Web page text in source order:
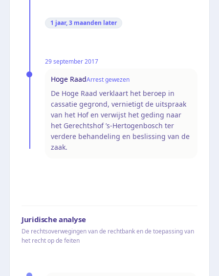
1 jaar, 3 maanden later
29 september 2017
Hoge RaadArrest gewezen
De Hoge Raad verklaart het beroep in
cassatie gegrond, vernietigt de uitspraak
van het Hof en verwijst het geding naar
het Gerechtshof ’s-Hertogenbosch ter
verdere behandeling en beslissing van de
zaak.
Juridische analyse
De rechtsoverwegingen van de rechtbank en de toepassing van
het recht op de feiten